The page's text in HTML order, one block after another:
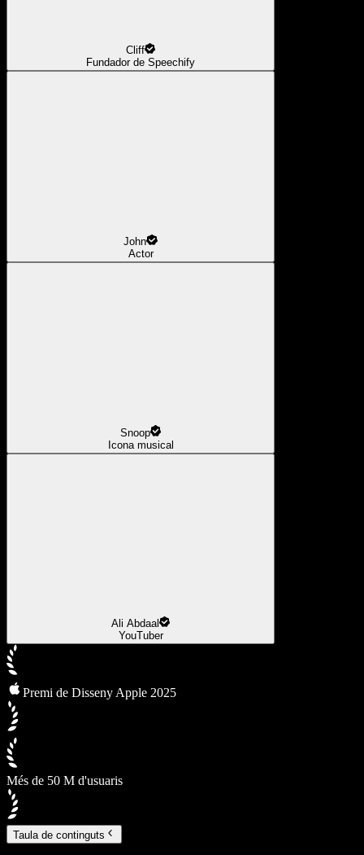
Cliff
Fundador de Speechify
John
Actor
Snoop
Icona musical
Ali Abdaal
YouTuber
Premi de Disseny Apple 2025
Més de 50 M d'usuaris
Taula de continguts